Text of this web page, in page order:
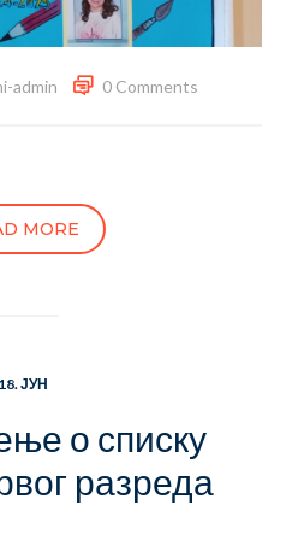
admin 0 Comments
MORE
18. ЈУН
о списку
разреда